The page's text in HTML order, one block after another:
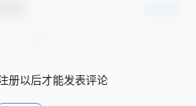
册以后才能发表评论